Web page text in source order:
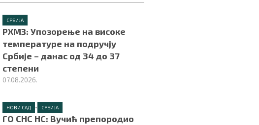
СРБИЈА
РХМЗ: Упозорење на високе
температуре на подручју
Србије – данас од 34 до 37
степени
07.08.2026.
НОВИ САД • СРБИЈА
ГО СНС НС: Вучић препородио